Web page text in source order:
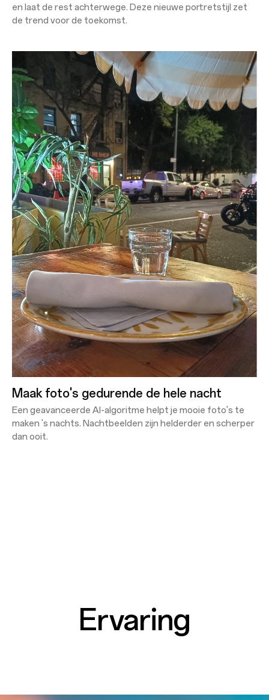
en laat de rest achterwege. Deze nieuwe portretstijl zet
de trend voor de toekomst.
Maak foto's gedurende de hele nacht
Een geavanceerde AI-algoritme helpt je mooie foto's te
maken 's nachts. Nachtbeelden zijn helderder en scherper
dan ooit.
Ervaring